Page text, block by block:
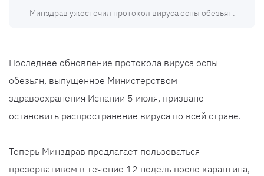
Минздрав ужесточил протокол вируса оспы обезьян.
Последнее обновление протокола вируса оспы
обезьян, выпущенное Министерством
здравоохранения Испании 5 июля, призвано
остановить распространение вируса по всей стране.
Теперь Минздрав предлагает пользоваться
презервативом в течение 12 недель после карантина,